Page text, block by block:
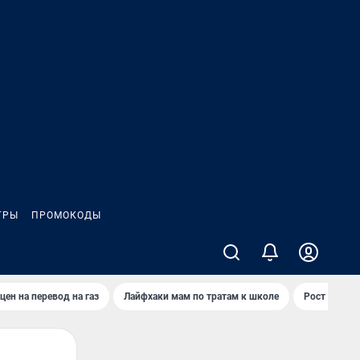
ПРОМОКОДЫ
на перевод на газ Лайфхаки мам по тратам к школе Рост цен на